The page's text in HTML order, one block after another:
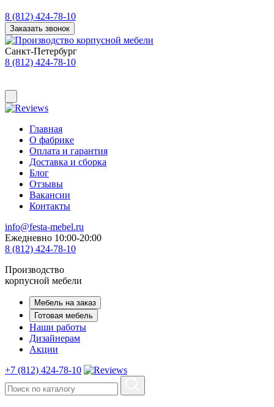
8 (812) 424-78-10
Заказать звонок
Санкт-Петербург
8 (812) 424-78-10
Главная
О фабрике
Оплата и гарантия
Доставка и сборка
Блог
Отзывы
Вакансии
Контакты
info@festa-mebel.ru
Ежедневно 10:00-20:00
8 (812) 424-78-10
Производство
корпусной мебели
Мебель на заказ
Готовая мебель
Наши работы
Дизайнерам
Акции
+7 (812) 424-78-10